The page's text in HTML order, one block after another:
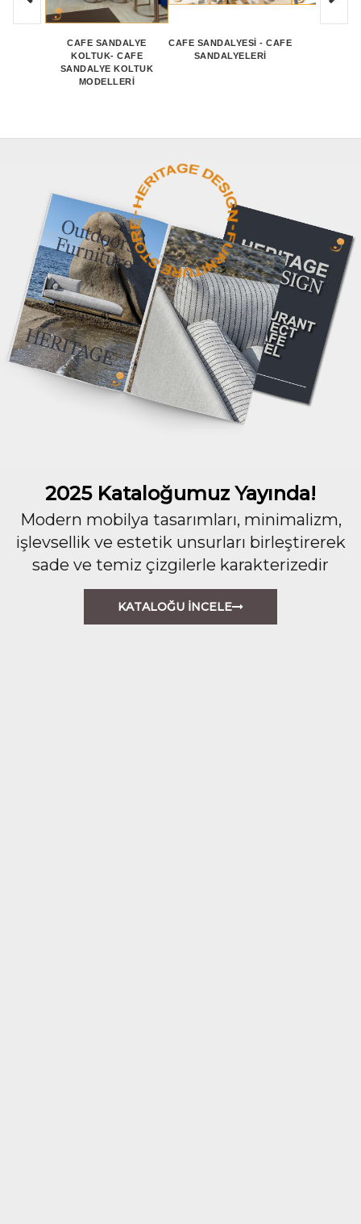
CAFE SANDALYE
KOLTUK- CAFE
SANDALYE KOLTUK
MODELLERİ
CAFE SANDALYESİ - CAFE
SANDALYELERİ
2025 Kataloğumuz Yayında!
Modern mobilya tasarımları, minimalizm,
işlevsellik ve estetik unsurları birleştirerek
sade ve temiz çizgilerle karakterizedir
KATALOĞU İNCELE